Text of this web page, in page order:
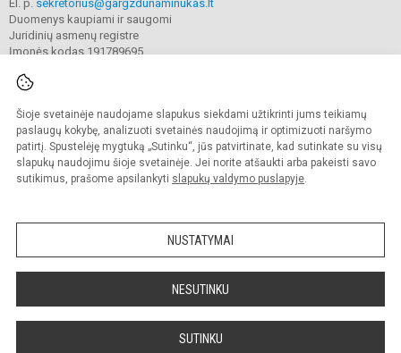
Šioje svetainėje naudojame slapukus siekdami užtikrinti jums teikiamų
paslaugų kokybę, analizuoti svetainės naudojimą ir optimizuoti naršymo
patirtį. Spustelėję mygtuką „Sutinku“, jūs patvirtinate, kad sutinkate su visų
slapukų naudojimu šioje svetainėje. Jei norite atšaukti arba pakeisti savo
sutikimus, prašome apsilankyti slapukų valdymo puslapyje.
NUSTATYMAI
NESUTINKU
SUTINKU
El. p. sekretorius@gargzdunaminukas.lt
Duomenys kaupiami ir saugomi
Juridinių asmenų registre
Įmonės kodas 191789695
© 2025. Gargždų lopšelio-darželio ,,Naminukas". Visos teisės saugomos.
Kopijuoti turinį be raštiško įstaigos administracijos sutikimo griežtai draudžiama.
Prieinamumo paraiška Slapukų valdymas
Sumanus būdas atnaujinti